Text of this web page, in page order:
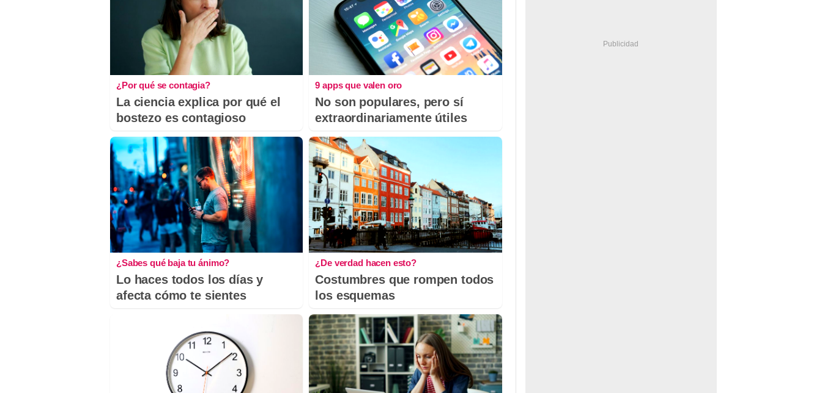
¿Por qué se contagia?
La ciencia explica por qué el
bostezo es contagioso
9 apps que valen oro
No son populares, pero sí
extraordinariamente útiles
¿Sabes qué baja tu ánimo?
Lo haces todos los días y
afecta cómo te sientes
¿De verdad hacen esto?
Costumbres que rompen todos
los esquemas